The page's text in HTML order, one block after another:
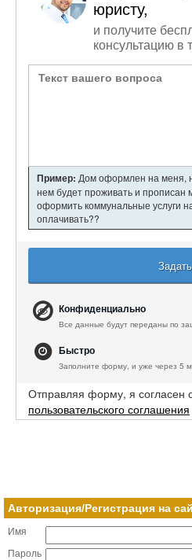
юристу,
и получите
консультацию в
Пример: Дом оформлен на меня,
нем будет проживать и прописан
оформить коммунальные услуги
оплачивать??
Конфиденциально
Все данные будут переданы по
Быстро
Заполните форму, и уже через 5
Отправляя форму, я согласен
пользовательского соглашения
Авторизация/Регистрация на
Имя
Пароль